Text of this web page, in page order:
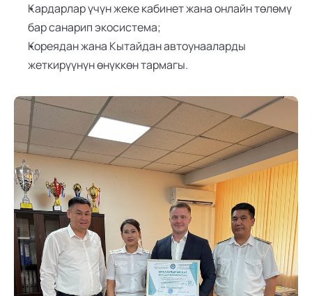
Кардарлар үчүн жеке кабинет жана онлайн төлөмү
бар санарип экосистема;
Кореядан жана Кытайдан автоунааларды
жеткирүүнүн өнүккөн тармагы.